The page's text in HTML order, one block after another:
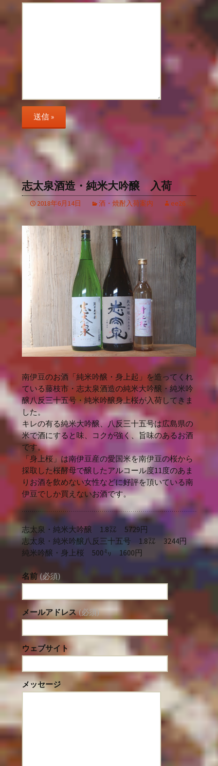
志太泉酒造・純米大吟醸 入荷
2018年6月14日 酒・焼酎入荷案内 ee26
南伊豆のお酒「純米吟醸・身上起」を造ってくれ
ている藤枝市・志太泉酒造の純米大吟醸・純米吟
醸八反三十五号・純米吟醸身上桜が入荷してきま
した。
キレの有る純米大吟醸、八反三十五号は広島県の
米で酒にすると味、コクが強く、旨味のあるお酒
です。
「身上桜」は南伊豆産の愛国米を南伊豆の桜から
採取した桜酵母で醸したアルコール度11度のあま
りお酒を飲めない女性などに好評を頂いている南
伊豆でしか買えないお酒です。
志太泉・純米大吟醸 1.8㍑ 5729円
志太泉・純米吟醸八反三十五号 1.8㍑ 3244円
純米吟醸・身上桜 500㍉ 1600円
名前 (必須)
メールアドレス (必須)
ウェブサイト
メッセージ